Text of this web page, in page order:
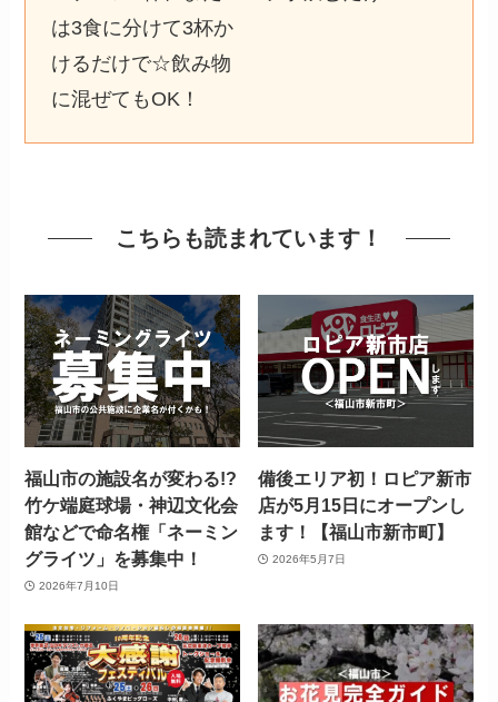
は3食に分けて3杯か
けるだけで☆飲み物
に混ぜてもOK！
こちらも読まれています！
福山市の施設名が変わる!?
竹ケ端庭球場・神辺文化会
館などで命名権「ネーミン
グライツ」を募集中！
2026年7月10日
備後エリア初！ロピア新市
店が5月15日にオープンし
ます！【福山市新市町】
2026年5月7日